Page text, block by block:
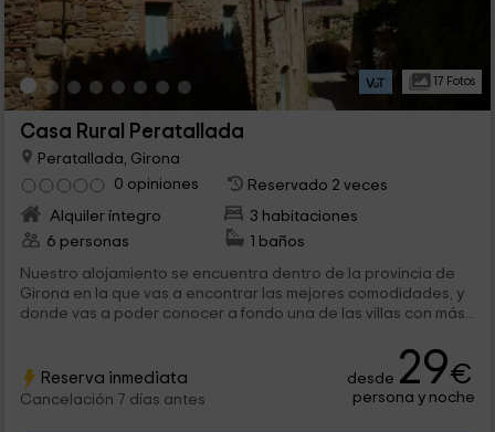
17 Fotos
Casa Rural Peratallada
Peratallada, Girona
0 opiniones
Reservado 2 veces
Alquiler íntegro
3 habitaciones
6 personas
1 baños
Nuestro alojamiento se encuentra dentro de la provincia de
Girona en la que vas a encontrar las mejores comodidades, y
donde vas a poder conocer a fondo una de las villas con más...
Reserva inmediata
Cancelación 7 días antes
desde 29€
persona y noche